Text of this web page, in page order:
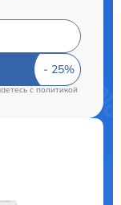
cполитикой